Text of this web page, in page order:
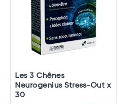
Les 3 Chênes
Neurogenius Stress-Out x
30